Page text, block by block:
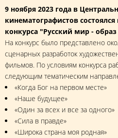
9 ноября 2023 года в
кинематографистов
конкурса "Русский мир -
На конкурс было представлено
сценарных разработок
фильмов. По условиям конкурса
следующим тематическим
«Когда Бог на первом месте»
«Наше будущее»
«Один за всех и все за одного»
«Сила в правде»
«Широка страна моя родная»